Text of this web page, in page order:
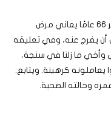
الرهينة الذي أخذ بدلا عن ابنه يبلغ من العمر 66 عامًا يعاني مرض
اعتقال دام 5 أيام قبل أن يفرج عنه، وفي تعليقه
وأخي ما زلنا في سنجة،
يعاملونه كرهينة. ويتابع:
وحالته الصحية.